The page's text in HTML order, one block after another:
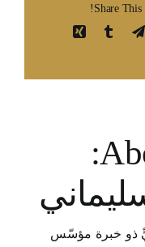
Share
Telegram
Tumblr
Xing
ذو خبرة مؤسّس